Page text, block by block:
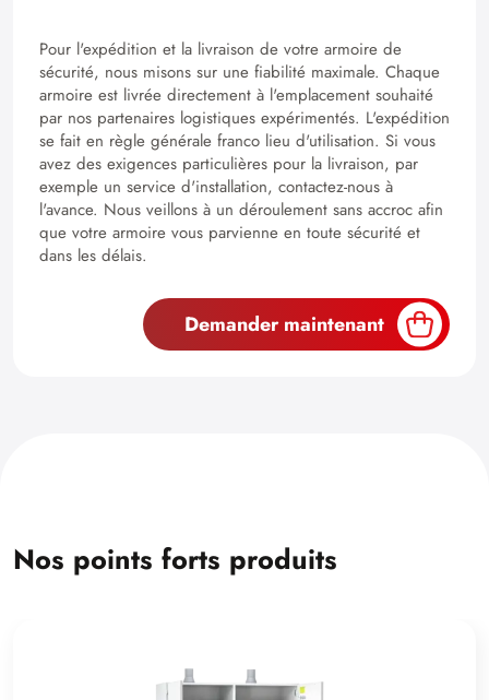
Pour l'expédition et la livraison de votre armoire de
sécurité, nous misons sur une fiabilité maximale. Chaque
armoire est livrée directement à l'emplacement souhaité
par nos partenaires logistiques expérimentés. L'expédition
se fait en règle générale franco lieu d'utilisation. Si vous
avez des exigences particulières pour la livraison, par
exemple un service d'installation, contactez-nous à
l'avance. Nous veillons à un déroulement sans accroc afin
que votre armoire vous parvienne en toute sécurité et
dans les délais.
Demander maintenant
Nos points forts produits